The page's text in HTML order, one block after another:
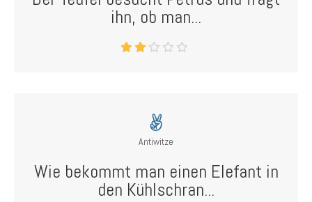
ihn, ob man...
Antiwitze
Wie bekommt man einen Elefant in
den Kühlschran...